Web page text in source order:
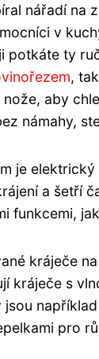
nářadí na
v
potkáte ty
,
aby
námahy,
je
a šetří
funkcemi,
kráječe
kráječe s
jsou
pro